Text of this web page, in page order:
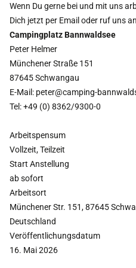
Wenn Du gerne bei und mit uns
Dich jetzt per Email oder ruf uns
Campingplatz Bannwaldsee
Peter Helmer
Münchener Straße 151
87645 Schwangau
E-Mail: peter@camping-
Tel: +49 (0) 8362/9300-0
Arbeitspensum
Vollzeit, Teilzeit
Start Anstellung
ab sofort
Arbeitsort
Münchener Str. 151, 87645
Deutschland
Veröffentlichungsdatum
16. Mai 2026